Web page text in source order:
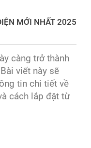
MỚI NHẤT 2025
càng trở thành
viết này sẽ
tin chi tiết về
cách lắp đặt từ